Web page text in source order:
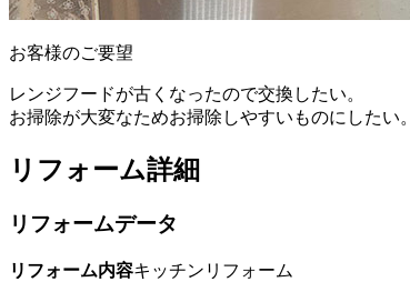
お客様のご要望
レンジフードが古くなったので交換したい。
お掃除が大変なためお掃除しやすいものにしたい。
リフォーム詳細
リフォームデータ
リフォーム内容キッチンリフォーム